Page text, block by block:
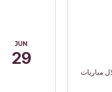
مباريات
JUN
29